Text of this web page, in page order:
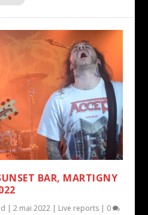
BAR, MARTIGNY
|2 mai 2022 | Live reports | 0